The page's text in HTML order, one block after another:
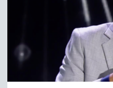
PROGRAMAS
TELESERIES